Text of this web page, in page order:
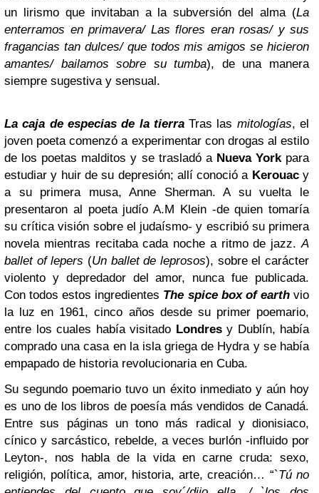
un lirismo que invitaban a la subversión del alma (La
enterramos en primavera/ Las flores eran rosas/ y sus
fragancias tan dulces/ que todos mis amigos se hicieron
amantes/ bailamos sobre su tumba), de una manera
siempre sugestiva y sensual.
La caja de especias de la tierraTras las mitologías, el
joven poeta comenzó a experimentar con drogas al estilo
de los poetas malditos y se trasladó a Nueva Yorkpara
estudiar y huir de su depresión; allí conoció a Kerouacy
a su primera musa, Anne Sherman. A su vuelta le
presentaron al poeta judío A.M Klein -de quien tomaría
su crítica visión sobre el judaísmo- y escribió su primera
novela mientras recitaba cada noche a ritmo de jazz.A
ballet of lepers (Un ballet de leprosos), sobre el carácter
violento y depredador del amor, nunca fue publicada.
Con todos estos ingredientes The spice box of earth vio
la luz en 1961, cinco años desde su primer poemario,
entre los cuales había visitado Londresy Dublín, había
comprado una casa en la isla griega de Hydra y se había
empapado de historia revolucionaria en Cuba.
Su segundo poemario tuvo un éxito inmediato y aún hoy
es uno de los libros de poesía más vendidos de Canadá.
Entre sus páginas un tono más radical y dionisiaco,
cínico y sarcástico, rebelde, a veces burlón -influido por
Leyton-, nos habla de la vida en carne cruda: sexo,
religión, política, amor, historia, arte, creación… “`Tú no